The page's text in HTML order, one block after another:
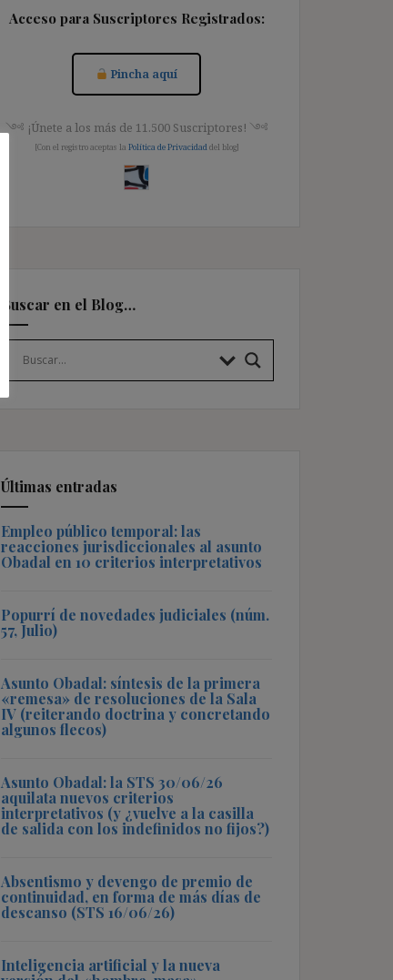
Acceso para Suscriptores Registrados:
Pincha aquí
༺ ¡Únete a los más de 11.500 Suscriptores! ༺
[Con el registro aceptas la Política de Privacidad del blog]
Buscar en el Blog…
Últimas entradas
Empleo público temporal: las
reacciones jurisdiccionales al asunto
Obadal en 10 criterios interpretativos
Popurrí de novedades judiciales (núm.
57, Julio)
Asunto Obadal: síntesis de la primera
«remesa» de resoluciones de la Sala
IV (reiterando doctrina y concretando
algunos flecos)
Asunto Obadal: la STS 30/06/26
aquilata nuevos criterios
interpretativos (y ¿vuelve a la casilla
de salida con los indefinidos no fijos?)
Absentismo y devengo de premio de
continuidad, en forma de más días de
descanso (STS 16/06/26)
Inteligencia artificial y la nueva